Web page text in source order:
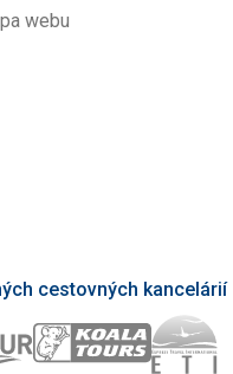
webu
cestovných kancelárií